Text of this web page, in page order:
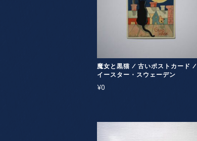
魔女と黒猫 / 古いポストカード /
イースター・スウェーデン
¥0